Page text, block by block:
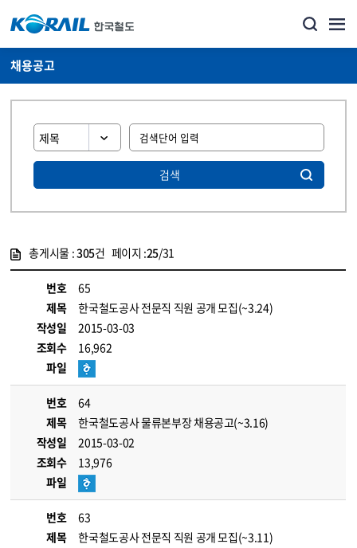
채용공고
검색
총게시물 :305건 페이지 :25/31
번호
65
제목
한국철도공사 전문직 직원 공개 모집(~3.24)
작성일
2015-03-03
조회수
16,962
파일
번호
64
제목
한국철도공사 물류본부장 채용공고(~3.16)
작성일
2015-03-02
조회수
13,976
파일
번호
63
제목
한국철도공사 전문직 직원 공개 모집(~3.11)